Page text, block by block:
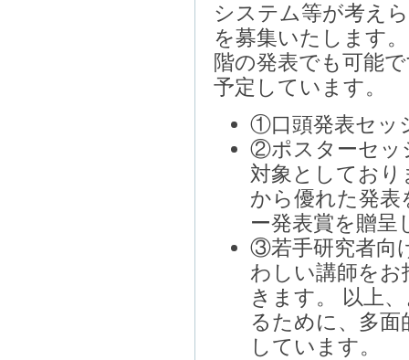
システム等が考え
を募集いたします
階の発表でも可能
予定しています。
①口頭発表セッ
②ポスターセッ
対象としてお
から優れた発表
ー発表賞を贈呈
③若手研究者向
わしい講師をお
きます。 以上
るために、多
しています。